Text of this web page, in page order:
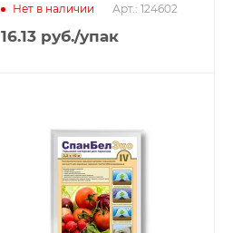
Нет в наличии Арт.: 124602
16.13 руб./упак